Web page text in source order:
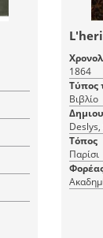
1864
Τύπος
Βιβλίο
Τόπος
Παρίσι